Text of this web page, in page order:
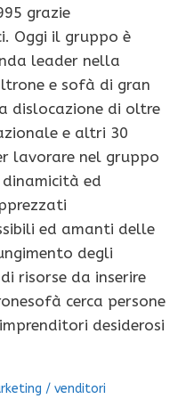
grazie
Oggi il gruppo è
leader nella
e sofà di gran
dislocazione di oltre
e altri 30
lavorare nel gruppo
ed
ed amanti delle
degli
risorse da inserire
cerca persone
desiderosi
/ venditori